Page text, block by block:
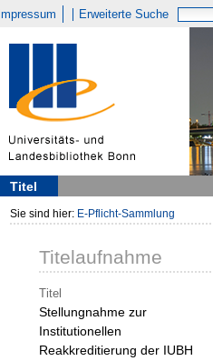
Impressum Erweiterte Suche
Titel
Sie sind hier: E-Pflicht-Sammlung
Titelaufnahme
Titel
Stellungnahme zur
Institutionellen
Reakkreditierung der IUBH